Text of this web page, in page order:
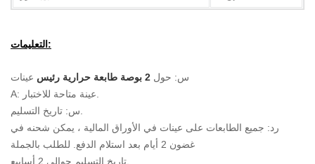
التعليمات:
س: حول
عينات
رد: جميع الطابعات على عينات في الأوراق المالية ، يمكن شحنه في
غضون 2 أيام بعد استلام الدفع. للطلب بالجملة